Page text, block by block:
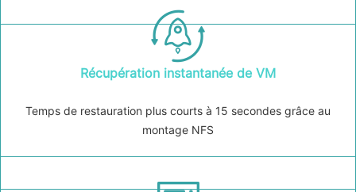
Récupération instantanée de VM
Temps de restauration plus courts à 15 secondes grâce au
montage NFS